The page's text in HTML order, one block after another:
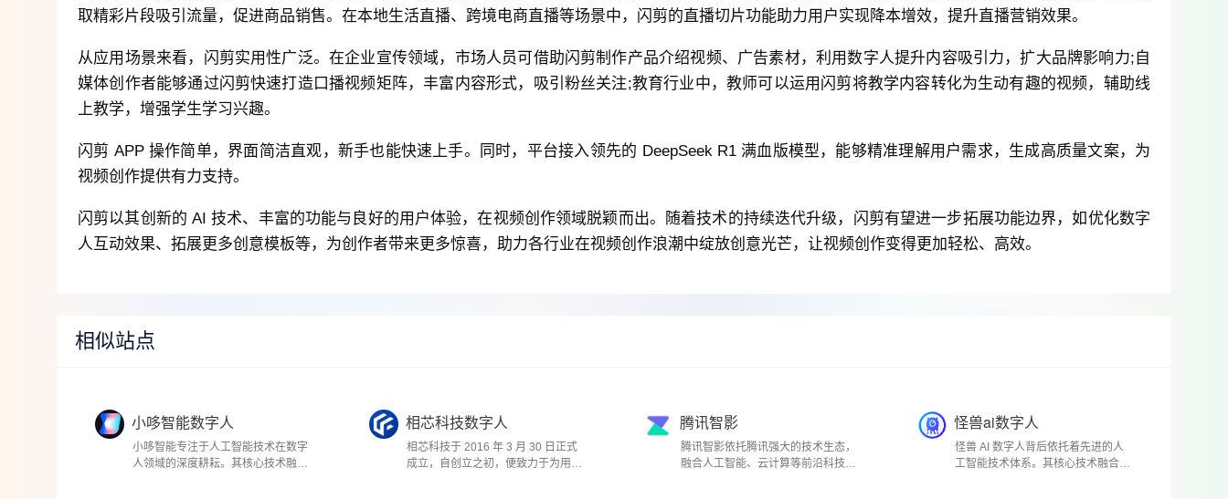
取精彩片段吸引流量，促进商品销售。在本地生活直播、跨境电商直播等场景中，闪剪的直播切片功能助力用户实现降本增效，提升直播营销效果。
从应用场景来看，闪剪实用性广泛。在企业宣传领域，市场人员可借助闪剪制作产品介绍视频、广告素材，利用数字人提升内容吸引力，扩大品牌影响力;自
媒体创作者能够通过闪剪快速打造口播视频矩阵，丰富内容形式，吸引粉丝关注;教育行业中，教师可以运用闪剪将教学内容转化为生动有趣的视频，辅助线
上教学，增强学生学习兴趣。
闪剪 APP 操作简单，界面简洁直观，新手也能快速上手。同时，平台接入领先的 DeepSeek R1 满血版模型，能够精准理解用户需求，生成高质量文案，为
视频创作提供有力支持。
闪剪以其创新的 AI 技术、丰富的功能与良好的用户体验，在视频创作领域脱颖而出。随着技术的持续迭代升级，闪剪有望进一步拓展功能边界，如优化数字
人互动效果、拓展更多创意模板等，为创作者带来更多惊喜，助力各行业在视频创作浪潮中绽放创意光芒，让视频创作变得更加轻松、高效。
相似站点
小哆智能数字人
小哆智能专注于人工智能技术在数字
人领域的深度耕耘。其核心技术融合
相芯科技数字人
相芯科技于 2016 年 3 月 30 日正式
成立，自创立之初，便致力于为用户
腾讯智影
腾讯智影依托腾讯强大的技术生态，
融合人工智能、云计算等前沿科技。
怪兽ai数字人
怪兽 AI 数字人背后依托着先进的人
工智能技术体系。其核心技术融合了